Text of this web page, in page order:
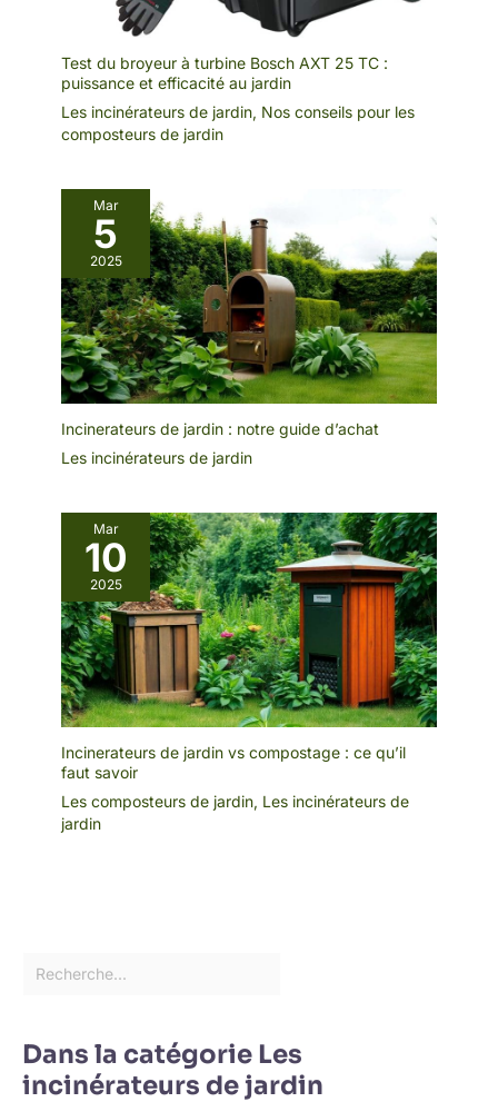
Test du broyeur à turbine Bosch AXT 25 TC :
puissance et efficacité au jardin
Les incinérateurs de jardin, Nos conseils pour les
composteurs de jardin
Mar
5
2025
Incinerateurs de jardin : notre guide d’achat
Les incinérateurs de jardin
Mar
10
2025
Incinerateurs de jardin vs compostage : ce qu’il
faut savoir
Les composteurs de jardin, Les incinérateurs de
jardin
Dans la catégorie Les
incinérateurs de jardin